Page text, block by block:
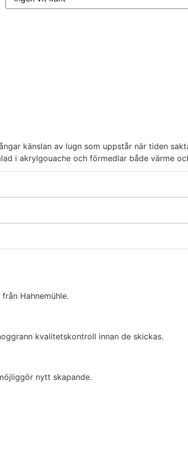
känslan av lugn som uppstår när tiden
i akrylgouache och förmedlar både värme
Hahnemühle.
kvalitetskontroll innan de skickas.
nytt skapande.